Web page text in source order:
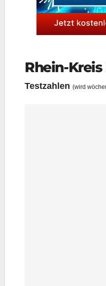
Rhein-Kreis
Test­zah­len (wird